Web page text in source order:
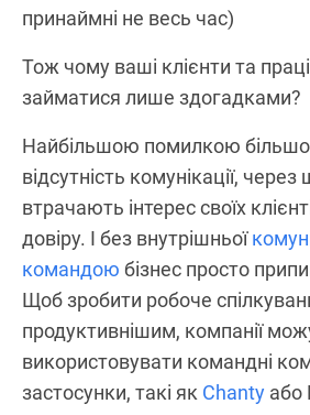
принаймні не весь час)
Тож чому ваші клієнти та
займатися лише здогадками?
Найбільшою помилкою
відсутність комунікації,
втрачають інтерес своїх
довіру. І без внутрішньої
командою бізнес просто
Щоб зробити робоче
продуктивнішим, компанії
використовувати командні
застосунки, такі як Chanty або